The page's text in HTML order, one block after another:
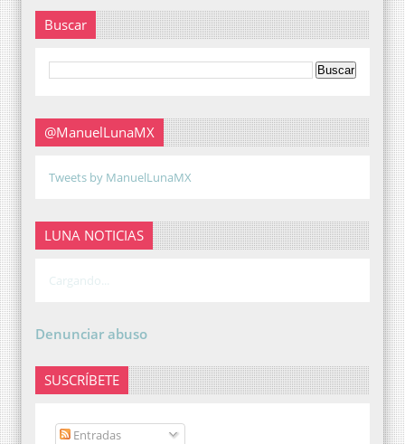
Buscar
@ManuelLunaMX
Tweets by ManuelLunaMX
LUNA NOTICIAS
Cargando...
Denunciar abuso
SUSCRÍBETE
Entradas